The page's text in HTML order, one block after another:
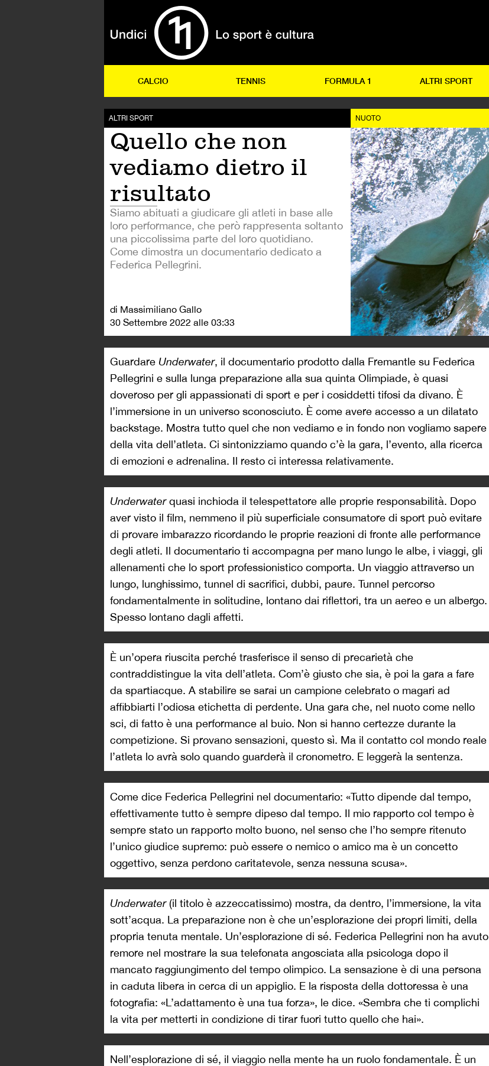
CALCIO TENNIS FORMULA 1 ALTRI SPORT
ALTRI SPORT
Quello che non
vediamo dietro il
risultato
Siamo abituati a giudicare gli atleti in base alle
loro performance, che però rappresenta soltanto
una piccolissima parte del loro quotidiano.
Come dimostra un documentario dedicato a
Federica Pellegrini.
di Massimiliano Gallo
30 Settembre 2022 alle 03:33
NUOTO
Guardare Underwater, il documentario prodotto dalla Fremantle su Federica
Pellegrini e sulla lunga preparazione alla sua quinta Olimpiade, è quasi
doveroso per gli appassionati di sport e per i cosiddetti tifosi da divano. È
l’immersione in un universo sconosciuto. È come avere accesso a un dilatato
backstage. Mostra tutto quel che non vediamo e in fondo non vogliamo sapere
della vita dell’atleta. Ci sintonizziamo quando c’è la gara, l’evento, alla ricerca
di emozioni e adrenalina. Il resto ci interessa relativamente.
Underwaterquasi inchioda il telespettatore alle proprie responsabilità. Dopo
aver visto il film, nemmeno il più superficiale consumatore di sport può evitare
di provare imbarazzo ricordando le proprie reazioni di fronte alle performance
degli atleti. Il documentario ti accompagna per mano lungo le albe, i viaggi, gli
allenamenti che lo sport professionistico comporta. Un viaggio attraverso un
lungo, lunghissimo, tunnel di sacrifici, dubbi, paure. Tunnel percorso
fondamentalmente in solitudine, lontano dai riflettori, tra un aereo e un albergo.
Spesso lontano dagli affetti.
È un’opera riuscita perché trasferisce il senso di precarietà che
contraddistingue la vita dell’atleta. Com’è giusto che sia, è poi la gara a fare
da spartiacque. A stabilire se sarai un campione celebrato o magari ad
affibbiarti l’odiosa etichetta di perdente. Una gara che, nel nuoto come nello
sci, di fatto è una performance al buio. Non si hanno certezze durante la
competizione. Si provano sensazioni, questo sì. Ma il contatto col mondo reale
l’atleta lo avrà solo quando guarderà il cronometro. E leggerà la sentenza.
Come dice Federica Pellegrini nel documentario: «Tutto dipende dal tempo,
effettivamente tutto è sempre dipeso dal tempo. Il mio rapporto col tempo è
sempre stato un rapporto molto buono, nel senso che l’ho sempre ritenuto
l’unico giudice supremo: può essere o nemico o amico ma è un concetto
oggettivo, senza perdono caritatevole, senza nessuna scusa».
Underwater(il titolo è azzeccatissimo) mostra, da dentro, l’immersione, la vita
sott’acqua. La preparazione non è che un’esplorazione dei propri limiti, della
propria tenuta mentale. Un’esplorazione di sé. Federica Pellegrini non ha avuto
remore nel mostrare la sua telefonata angosciata alla psicologa dopo il
mancato raggiungimento del tempo olimpico. La sensazione è di una persona
in caduta libera in cerca di un appiglio. E la risposta della dottoressa è una
fotografia: «L’adattamento è una tua forza», le dice. «Sembra che ti complichi
la vita per metterti in condizione di tirar fuori tutto quello che hai».
Nell’esplorazione di sé, il viaggio nella mente ha un ruolo fondamentale. È un